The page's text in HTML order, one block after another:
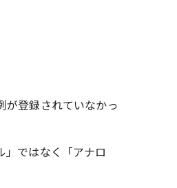
が登録されていなかっ
」ではなく「アナロ